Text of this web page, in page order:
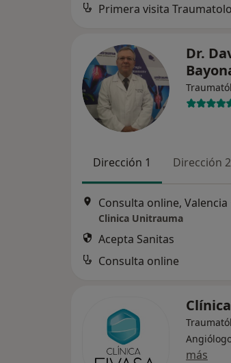
Dr.
Dirección 1 Dirección 2
Consulta online, Valencia
Clinica Unitrauma
Acepta Sanitas
Consulta online
más